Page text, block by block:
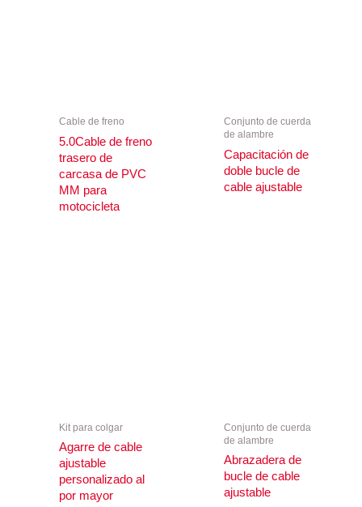
Cable de freno
5.0Cable de freno
trasero de
carcasa de PVC
MM para
motocicleta
Conjunto de cuerda
de alambre
Capacitación de
doble bucle de
cable ajustable
Kit para colgar
Agarre de cable
ajustable
personalizado al
por mayor
Conjunto de cuerda
de alambre
Abrazadera de
bucle de cable
ajustable